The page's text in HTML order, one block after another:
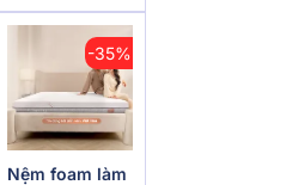
-35%
Nệm foam làm